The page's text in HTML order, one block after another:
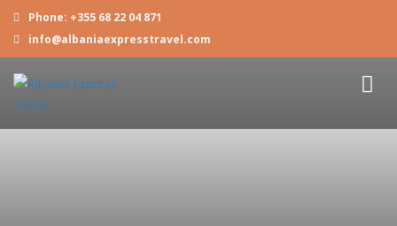
Phone: +355 68 22 04 871
info@albaniaexpresstravel.com